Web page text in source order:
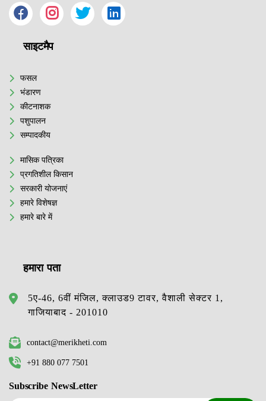
साइटमैप
फसल
भंडारण
कीटनाशक
पशुपालन
सम्पादकीय
मासिक पत्रिका
प्रगतिशील किसान
सरकारी योजनाएं
हमारे विशेषज्ञ
हमारे बारे में
हमारा पता
5ए-46, 6वीं मंजिल, क्लाउड9 टावर, वैशाली सेक्टर 1,
गाजियाबाद - 201010
contact@merikheti.com
+91 880 077 7501
Subscribe NewsLetter